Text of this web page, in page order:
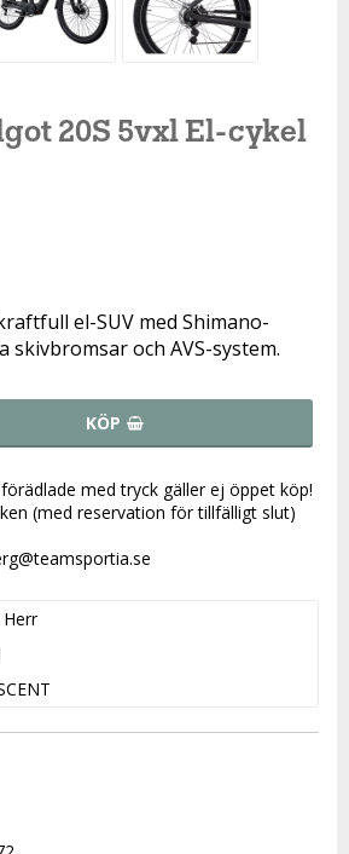
20S 5vxl El-cykel
el-SUV med Shimano-
skivbromsar och AVS-system.
KÖP
med tryck gäller ej öppet köp!
(med reservation för tillfälligt slut)